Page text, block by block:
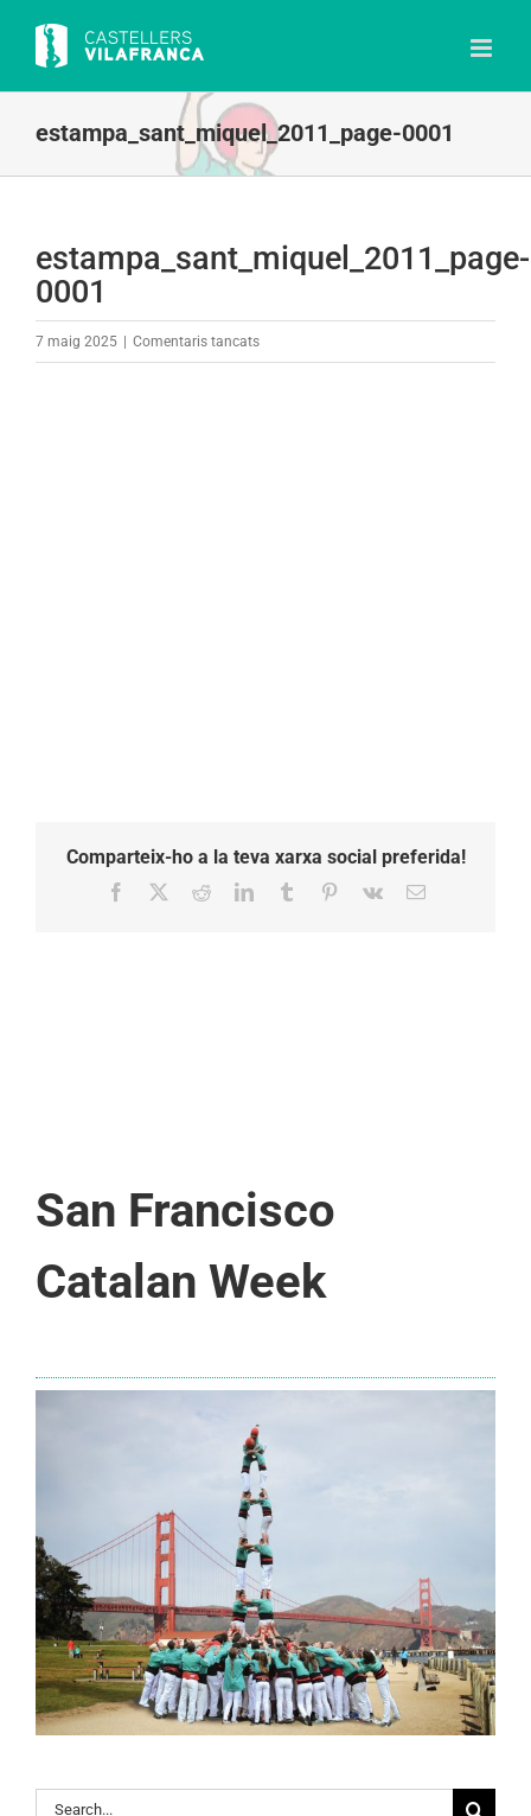
content
estampa_sant_miquel_2011_page-0001
estampa_sant_miquel_2011_page-
0001
7 maig 2025 Comentaris tancatsa
Comparteix-ho a la teva xarxa social preferida!
Facebook RedditLinkedInTumblr Pinterest
Vk Email:
San Francisco
Catalan Week
Search